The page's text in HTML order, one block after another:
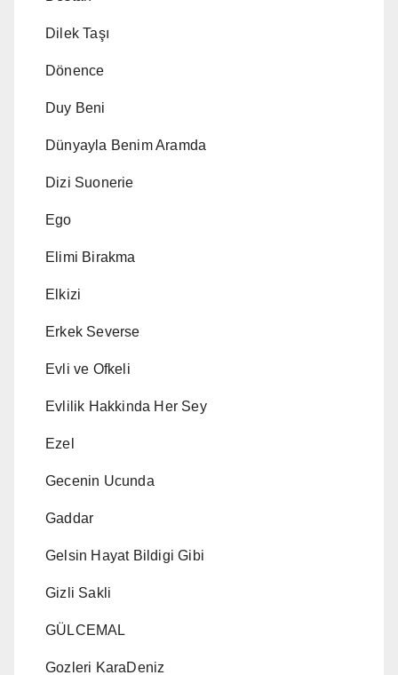
Dilek Taşı
Dönence
Duy Beni
Dünyayla Benim Aramda
Dizi Suonerie
Ego
Elimi Birakma
Elkizi
Erkek Severse
Evli ve Ofkeli
Evlilik Hakkinda Her Sey
Ezel
Gecenin Ucunda
Gaddar
Gelsin Hayat Bildigi Gibi
Gizli Sakli
GÜLCEMAL
Gozleri KaraDeniz